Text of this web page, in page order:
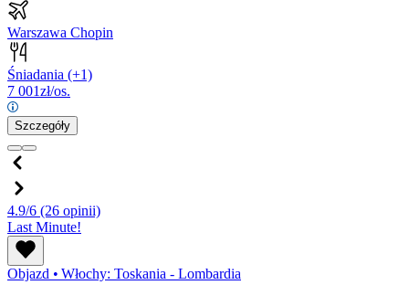
Warszawa Chopin
Śniadania (+1)
7 001zł/os.
Szczegóły
4.9/6 (26 opinii)
Last Minute!
Objazd • Włochy: Toskania - Lombardia